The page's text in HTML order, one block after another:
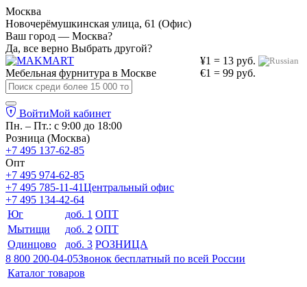
Москва
Новочерёмушкинская улица, 61 (Офис)
Ваш город — Москва?
Да, все верно Выбрать другой?
¥1 = 13 руб.
€1 = 99 руб.
Мебельная фурнитура в Москве
ВойтиМой кабинет
Пн. – Пт.: с 9:00 до 18:00
Розница (Москва)
+7 495 137-62-85
Опт
+7 495 974-62-85
+7 495 785-11-41Центральный офис
+7 495 134-42-64
Юг
доб. 1 ОПТ
Мытищи
доб. 2 ОПТ
Одинцово
доб. 3 РОЗНИЦА
8 800 200-04-05Звонок бесплатный по всей России
Каталог товаров